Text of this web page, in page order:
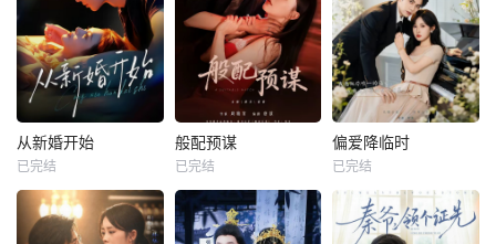
从新婚开始
已完结
般配预谋
已完结
偏爱降临时
已完结